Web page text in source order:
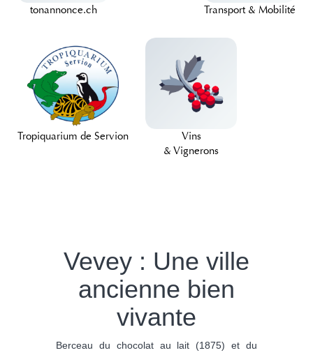
tonannonce.ch Transport & Mobilité
Tropiquarium de Servion
Vins
& Vignerons
Vevey : Une ville
ancienne bien
vivante
Berceau du chocolat au lait (1875) et du